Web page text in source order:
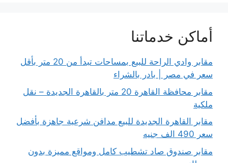
أماكن خدماتنا
مقابر وادي الراحة للبيع بمساحات تبدأ من 20 متر بأقل
سعر في مصر | بادر بالشراء
مقابر محافظة القاهرة 20 متر بالقاهرة الجديدة – نقل
ملكية
مقابر القاهرة الجديدة للبيع مدافن شرعية جاهزة بأفضل
سعر 490 الف جنيه
مقابر صندوق صاد تشطيب كامل ومواقع مميزة بدون